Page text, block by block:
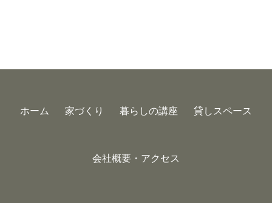
ホーム 家づくり 暮らしの講座 貸しスペース
会社概要・アクセス